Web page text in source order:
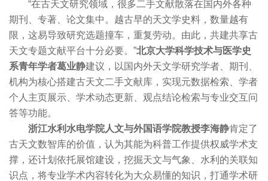
“在古天文研究领域，很多二手文献散落在国内外各种
期刊、专著、论文集中。越古早的天文学史料，数量越有
限，这易导致研究选题撞车，重复劳动。由此，共建共享古
天文专题文献平台十分必要。”北京大学科学技术与医学史
系青年学者葛业静建议，以国内外天文学研究学者、期刊、
机构为核心搭建古天文二手文献库，实现元数据检索、学者
个人主页展示、学术动态更新、观点结论检索与专业交互问
答等功能。
浙江水利水电学院人文与外国语学院教授李海静肯定了
古天文数智库的价值，认为其能为科普工作提供权威学术支
撑，还计划依托展馆建设，挖掘天文与气象、水利的关联知
识点，将专业学术内容转化为大众易懂的知识，打通学术研